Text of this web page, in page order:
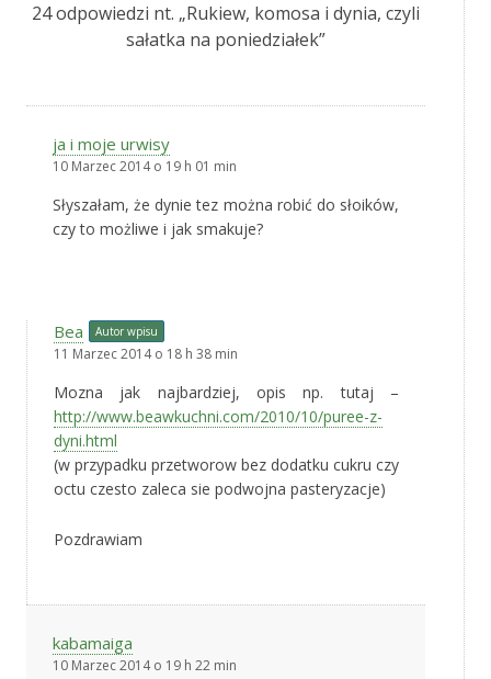
24 odpowiedzi nt. „Rukiew, komosa i dynia, czyli
sałatka na poniedziałek”
ja i moje urwisy
10 Marzec 2014 o 19 h 01 min
Słyszałam, że dynie tez można robić do słoików,
czy to możliwe i jak smakuje?
Bea Autor wpisu
11 Marzec 2014 o 18 h 38 min
Mozna jak najbardziej, opis np. tutaj –
http://www.beawkuchni.com/2010/10/puree-z-
dyni.html
(w przypadku przetworow bez dodatku cukru czy
octu czesto zaleca sie podwojna pasteryzacje)
Pozdrawiam
kabamaiga
10 Marzec 2014 o 19 h 22 min